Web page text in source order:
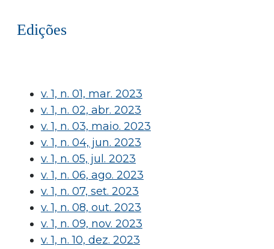
Edições
v. 1, n. 01, mar. 2023
v. 1, n. 02, abr. 2023
v. 1, n. 03, maio. 2023
v. 1, n. 04, jun. 2023
v. 1, n. 05, jul. 2023
v. 1, n. 06, ago. 2023
v. 1, n. 07, set. 2023
v. 1, n. 08, out. 2023
v. 1, n. 09, nov. 2023
v. 1, n. 10, dez. 2023